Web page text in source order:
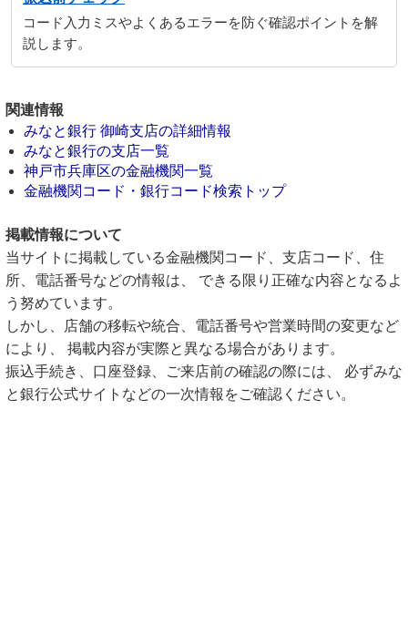
コード入力ミスやよくあるエラーを防ぐ確認ポイントを解
説します。
関連情報
みなと銀行 御崎支店の詳細情報
みなと銀行の支店一覧
神戸市兵庫区の金融機関一覧
金融機関コード・銀行コード検索トップ
掲載情報について
当サイトに掲載している金融機関コード、支店コード、住
所、電話番号などの情報は、 できる限り正確な内容となるよ
う努めています。
しかし、店舗の移転や統合、電話番号や営業時間の変更など
により、 掲載内容が実際と異なる場合があります。
振込手続き、口座登録、ご来店前の確認の際には、 必ずみな
と銀行公式サイトなどの一次情報をご確認ください。